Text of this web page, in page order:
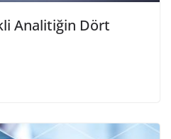
Analitiğin Dört